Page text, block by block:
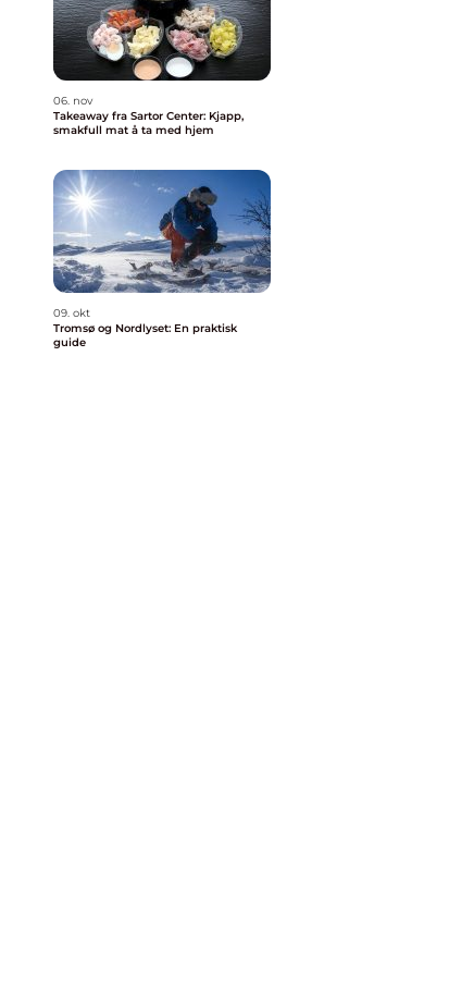
06. nov
Takeaway fra Sartor Center: Kjapp,
smakfull mat å ta med hjem
09. okt
Tromsø og Nordlyset: En praktisk
guide